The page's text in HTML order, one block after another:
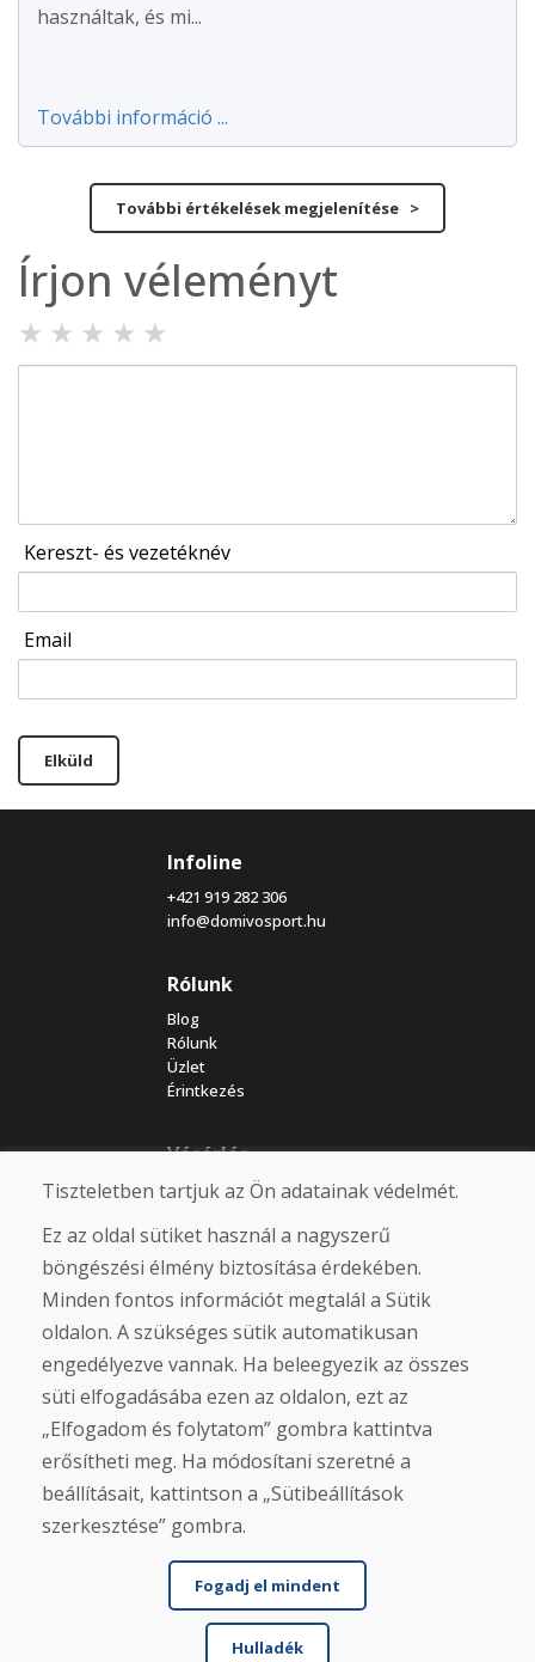
használtak, és mi...
További információ ...
További értékelések megjelenítése >
Írjon véleményt
★ ★ ★ ★ ★
Kereszt- és vezetéknév
Email
Elküld
Infoline
+421 919 282 306
info@domivosport.hu
Rólunk
Blog
Rólunk
Üzlet
Érintkezés
Vásárlás
Eshop
Szállítás
Fizetés
Panasz
Áruk visszaküldése és cseréje
Adatvédelmi irányelvek
Cookies
Közösségi hálózatok
Tiszteletben tartjuk az Ön adatainak védelmét.
Ez az oldal sütiket használ a nagyszerű
böngészési élmény biztosítása érdekében.
Minden fontos információt megtalál a Sütik
oldalon. A szükséges sütik automatikusan
engedélyezve vannak. Ha beleegyezik az összes
süti elfogadásába ezen az oldalon, ezt az
„Elfogadom és folytatom” gombra kattintva
erősítheti meg. Ha módosítani szeretné a
beállításait, kattintson a „Sütibeállítások
szerkesztése” gombra.
Fogadj el mindent
Hulladék